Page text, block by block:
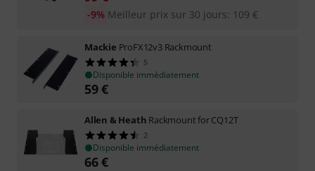
Meilleur prix sur 30 jours: 109 €
-9%
Mackie ProFX12v3 Rackmount
5
Disponible immédiatement
59€
Allen & Heath Rackmount for CQ12T
2
Disponible immédiatement
66€